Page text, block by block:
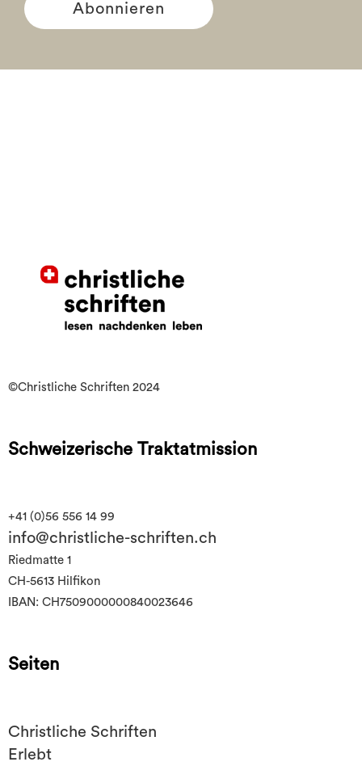
©Christliche Schriften 2024
Schweizerische Traktatmission
+41 (0)56 556 14 99
info@christliche-schriften.ch
Riedmatte 1
CH-5613 Hilfikon
IBAN: CH7509000000840023646
Seiten
Christliche Schriften
Erlebt